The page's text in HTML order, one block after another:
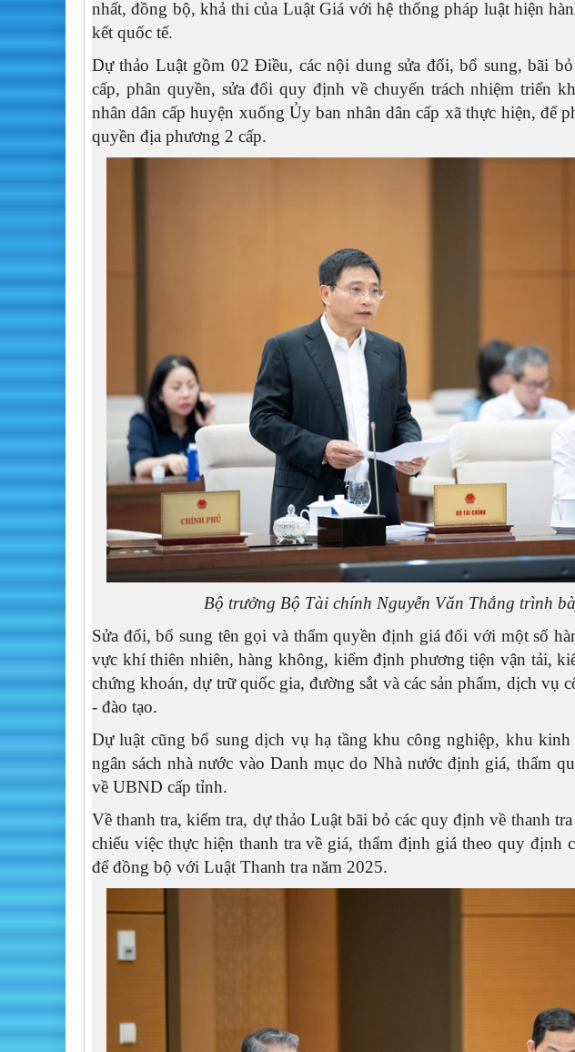
nhất, đồng bộ, khả thi của Luật Giá với hệ thống pháp luật hiện
kết quốc tế.
Dự thảo Luật gồm 02 Điều, các nội dung sửa đổi, bổ sung, bãi
cấp, phân quyền, sửa đổi quy định về chuyển trách nhiệm triển
nhân dân cấp huyện xuống Ủy ban nhân dân cấp xã thực hiện, để
quyền địa phương 2 cấp.
Bộ trưởng Bộ Tài chính Nguyễn Văn Thắng trình
Sửa đổi, bổ sung tên gọi và thẩm quyền định giá đối với một số
vực khí thiên nhiên, hàng không, kiểm định phương tiện vận tải,
chứng khoán, dự trữ quốc gia, đường sắt và các sản phẩm, dịch vụ
- đào tạo.
Dự luật cũng bổ sung dịch vụ hạ tầng khu công nghiệp, khu
ngân sách nhà nước vào Danh mục do Nhà nước định giá, thẩm
về UBND cấp tỉnh.
Về thanh tra, kiểm tra, dự thảo Luật bãi bỏ các quy định về thanh
chiếu việc thực hiện thanh tra về giá, thẩm định giá theo quy định
để đồng bộ với Luật Thanh tra năm 2025.